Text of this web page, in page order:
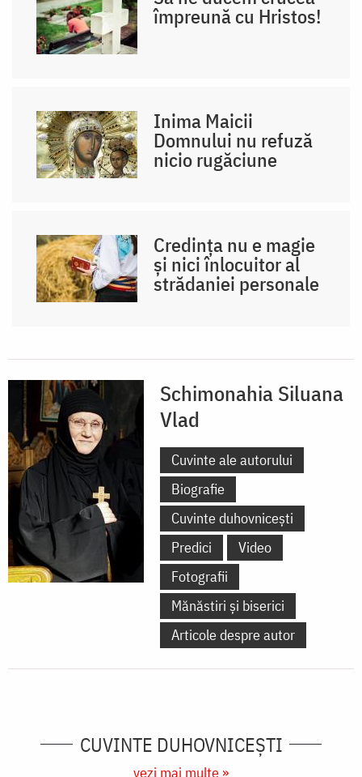
împreună cu Hristos!
Inima Maicii
Domnului nu refuză
nicio rugăciune
Credința nu e magie
și nici înlocuitor al
strădaniei personale
Schimonahia Siluana
Vlad
Cuvinte ale autorului
Biografie
Cuvinte duhovnicești
Predici
Video
Fotografii
Mănăstiri și biserici
Articole despre autor
CUVINTE DUHOVNICEȘTI
vezi mai multe »